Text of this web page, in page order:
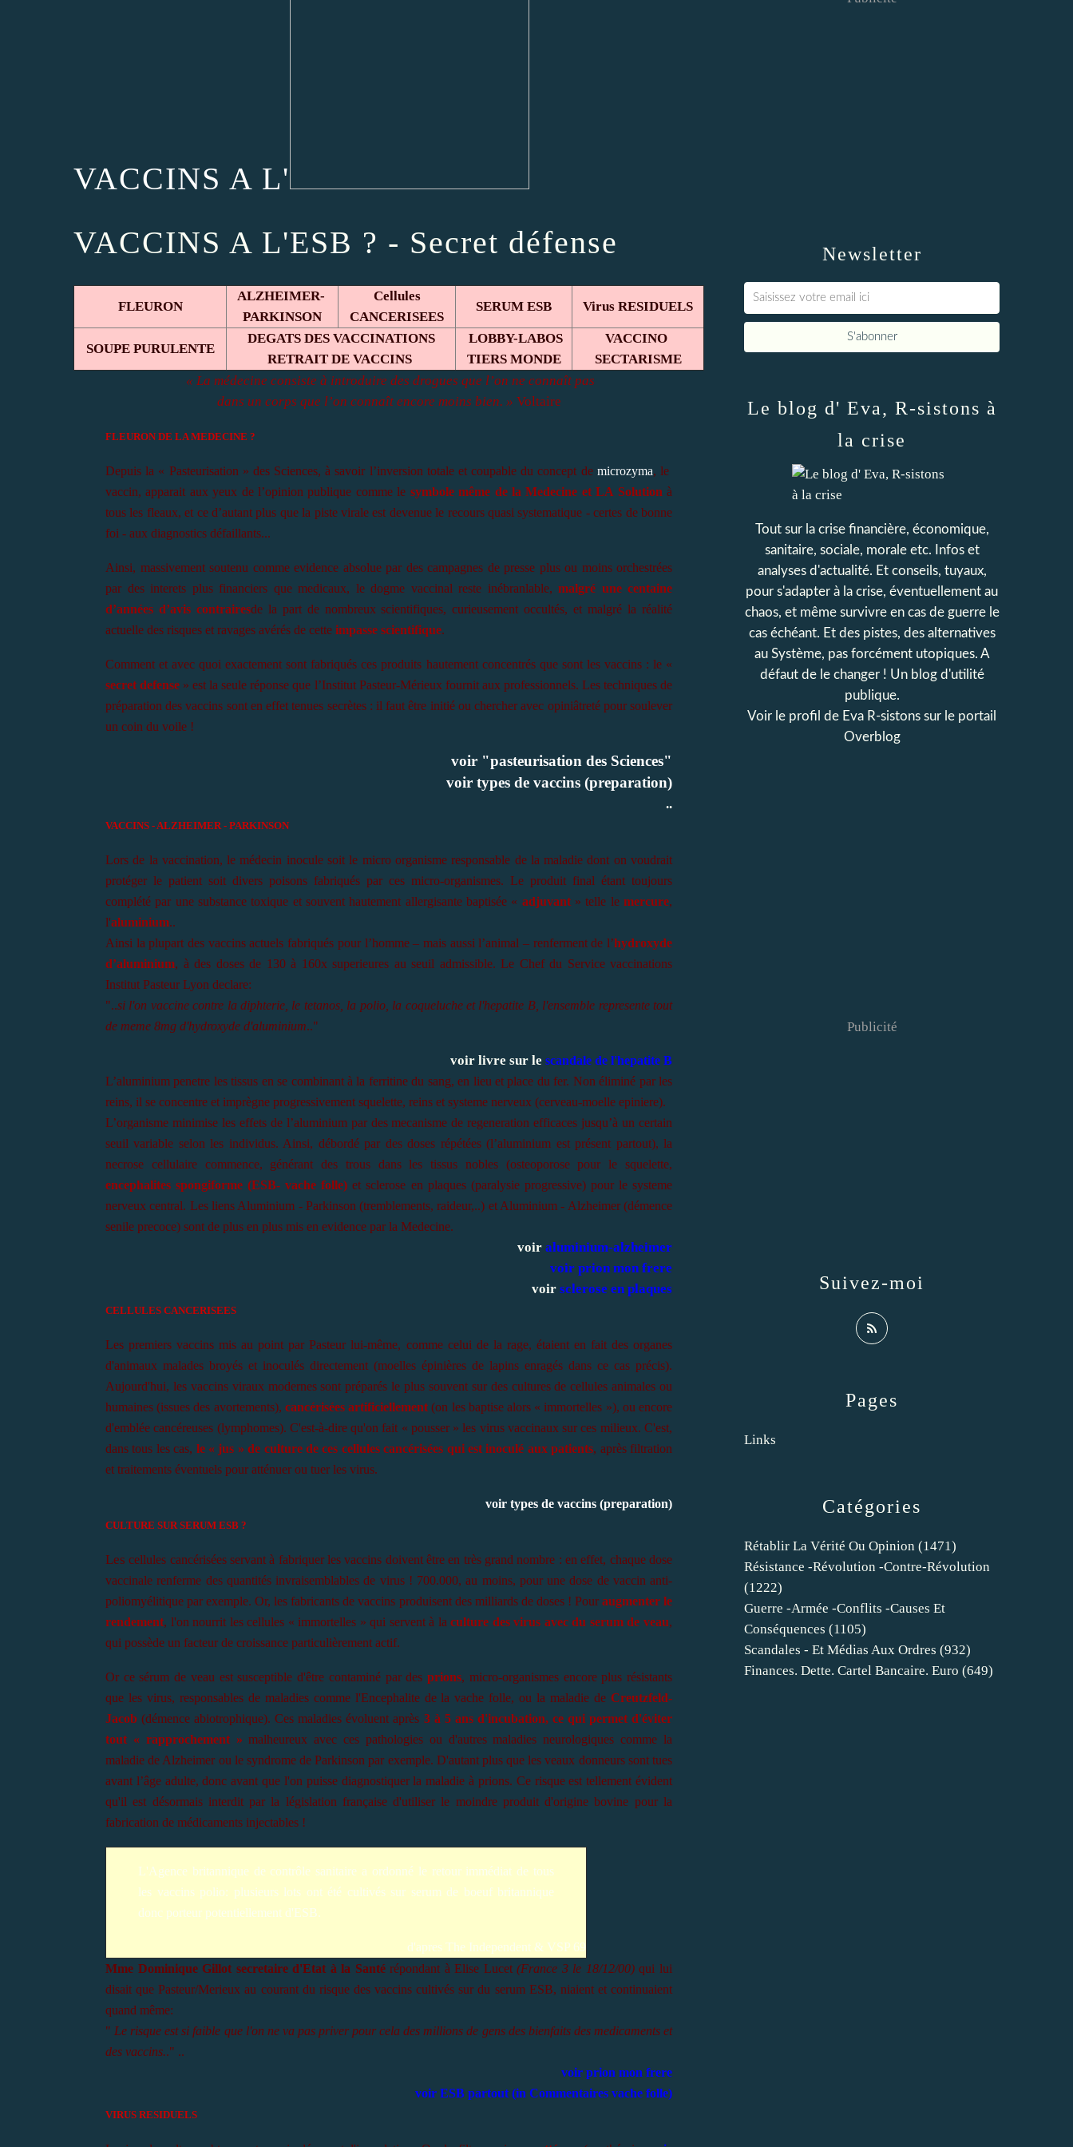
VACCINS A L'
VACCINS A L'ESB ? - Secret défense
FLEURON
ALZHEIMER-
PARKINSON
Cellules
CANCERISEES
SERUM ESB Virus RESIDUELS
SOUPE PURULENTE
DEGATS DES VACCINATIONS
RETRAIT DE VACCINS
LOBBY-LABOS
TIERS MONDE
VACCINO
SECTARISME
« La médecine consiste à introduire des drogues que l’on ne connaît pas
dans un corps que l’on connaît encore moins bien. » Voltaire
FLEURON DE LA MEDECINE ?
Depuis la « Pasteurisation » des Sciences, à savoir l’inversion totale et coupable du concept de microzyma, le
vaccin, apparait aux yeux de l’opinion publique comme le symbole même de la Medecine et LA Solution à
tous les fleaux, et ce d’autant plus que la piste virale est devenue le recours quasi systematique - certes de bonne
foi - aux diagnostics défaillants...
Ainsi, massivement soutenu comme evidence absolue par des campagnes de presse plus ou moins orchestrées
par des interets plus financiers que medicaux, le dogme vaccinal reste inébranlable, malgré une centaine
d’années d’avis contrairesde la part de nombreux scientifiques, curieusement occultés, et malgré la réalité
actuelle des risques et ravages avérés de cette impasse scientifique.
Comment et avec quoi exactement sont fabriqués ces produits hautement concentrés que sont les vaccins : le «
secret defense » est la seule réponse que l’Institut Pasteur-Mérieux fournit aux professionnels. Les techniques de
préparation des vaccins sont en effet tenues secrètes : il faut être initié ou chercher avec opiniâtreté pour soulever
un coin du voile !
voir "pasteurisation des Sciences"
voir types de vaccins (preparation)
..
VACCINS - ALZHEIMER - PARKINSON
Lors de la vaccination, le médecin inocule soit le micro organisme responsable de la maladie dont on voudrait
protéger le patient soit divers poisons fabriqués par ces micro-organismes. Le produit final étant toujours
complété par une substance toxique et souvent hautement allergisante baptisée « adjuvant » telle le mercure,
l'aluminium..
Ainsi la plupart des vaccins actuels fabriqués pour l’homme – mais aussi l’animal – renferment de l’hydroxyde
d’aluminium, à des doses de 130 à 160x superieures au seuil admissible. Le Chef du Service vaccinations
Institut Pasteur Lyon declare:
"..si l'on vaccine contre la diphterie, le tetanos, la polio, la coqueluche et l'hepatite B, l'ensemble represente tout
de meme 8mg d'hydroxyde d'aluminium.."
voir livre sur le scandale de l'hepatite B
L’aluminium penetre les tissus en se combinant à la ferritine du sang, en lieu et place du fer. Non éliminé par les
reins, il se concentre et imprègne progressivement squelette, reins et systeme nerveux (cerveau-moelle epiniere).
L’organisme minimise les effets de l’aluminium par des mecanisme de regeneration efficaces jusqu’à un certain
seuil variable selon les individus. Ainsi, débordé par des doses répétées (l’aluminium est présent partout), la
necrose cellulaire commence, générant des trous dans les tissus nobles (osteoporose pour le squelette,
encephalites spongiforme (ESB- vache folle) et sclerose en plaques (paralysie progressive) pour le systeme
nerveux central. Les liens Aluminium - Parkinson (tremblements, raideur,..) et Aluminium - Alzheimer (démence
senile precoce) sont de plus en plus mis en evidence par la Medecine.
voir aluminium-alzheimer
voir prion mon frere
voir sclerose en plaques
CELLULES CANCERISEES
Les premiers vaccins mis au point par Pasteur lui-même, comme celui de la rage, étaient en fait des organes
d'animaux malades broyés et inoculés directement (moelles épinières de lapins enragés dans ce cas précis).
Aujourd'hui, les vaccins viraux modernes sont préparés le plus souvent sur des cultures de cellules animales ou
humaines (issues des avortements), cancérisées artificiellement (on les baptise alors « immortelles »), ou encore
d'emblée cancéreuses (lymphomes). C'est-à-dire qu'on fait « pousser » les virus vaccinaux sur ces milieux. C'est,
dans tous les cas, le « jus » de culture de ces cellules cancérisées qui est inoculé aux patients, après filtration
et traitements éventuels pour atténuer ou tuer les virus.
voir types de vaccins (preparation)
CULTURE SUR SERUM ESB ?
Lescellules cancérisées servant à fabriquer les vaccins doivent être en très grand nombre : en effet, chaque dose
vaccinale renferme des quantités invraisemblables de virus ! 700.000, au moins, pour une dose de vaccin anti-
poliomyélitique par exemple. Or, les fabricants de vaccins produisent des milliards de doses ! Pour augmenter le
rendement, l'on nourrit les cellules « immortelles » qui servent à la culture des virus avec du serum de veau,
qui possède un facteur de croissance particulièrement actif.
Or ce sérum de veau est susceptible d'être contaminé par des prions, micro-organismes encore plus résistants
que les virus, responsables de maladies comme l'Encephalite de la vache folle, ou la maladie de Creutzfeld-
Jacob (démence abiotrophique). Ces maladies évoluent après 3 à 5 ans d'incubation, ce qui permet d'éviter
tout « rapprochement » malheureux avec ces pathologies ou d'autres maladies neurologiques comme la
maladie de Alzheimer ou le syndrome de Parkinson par exemple. D'autant plus que les veaux donneurs sont tues
avant l’âge adulte, donc avant que l'on puisse diagnostiquer la maladie à prions. Ce risque est tellement évident
qu'il est désormais interdit par la législation française d'utiliser le moindre produit d'origine bovine pour la
fabrication de médicaments injectables !
L'Agence britannique de contrôle sanitaire a ordonné le retour immédiat de tous
les vaccins polio: plusieurs lots ont été cultivés sur serum de boeuf britannique
donc porteur potentiellement d'ESB.
d'apres The Independent & VSP 69
Mme Dominique Gillot secretaire d'Etat à la Santérépondant à Elise Lucet(France 3 le 18/12/00)qui lui
disait que Pasteur/Merieux au courant du risque des vaccins cultivés sur du serum ESB, niaient et continuaient
quand même:
" Le risque est si faible que l'on ne va pas priver pour cela des millions de gens des bienfaits des medicaments et
des vaccins.." ..
voir prion mon frere
voir ESB partout (in Commentaires vache folle)
VIRUS RESIDUELS
Newsletter
Catégories
Rétablir La Vérité Ou Opinion (1471)
Résistance -révolution -contre-Révolution
(1222)
Guerre -armée -conflits -causes Et
Conséquences (1105)
Scandales - Et Médias Aux Ordres (932)
Finances. Dette. Cartel Bancaire. Euro (649)
Pages
Links
Le blog d' Eva, R-sistons à
la crise
Tout sur la crise financière, économique,
sanitaire, sociale, morale etc. Infos et
analyses d'actualité. Et conseils, tuyaux,
pour s'adapter à la crise, éventuellement au
chaos, et même survivre en cas de guerre le
cas échéant. Et des pistes, des alternatives
au Système, pas forcément utopiques. A
défaut de le changer ! Un blog d'utilité
publique.
Voir le profil de Eva R-sistons sur le portail
Overblog
Suivez-moi
Publicité